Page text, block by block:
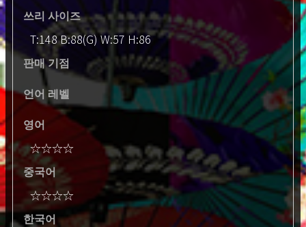
쓰리 사이즈
T:148 B:88(G) W:57 H:86
판매 기점
언어 레벨
영어
☆☆☆☆
중국어
☆☆☆☆
한국어